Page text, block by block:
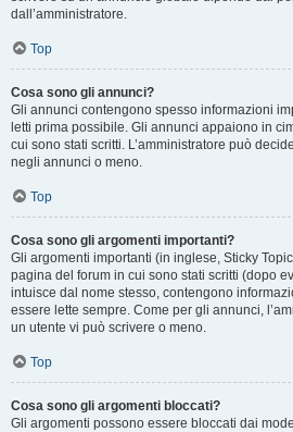
dall’amministratore.
Top
Cosa sono gli annunci?
Gli annunci contengono spesso informazioni
letti prima possibile. Gli annunci appaiono in
cui sono stati scritti. L’amministratore può
negli annunci o meno.
Top
Cosa sono gli argomenti importanti?
Gli argomenti importanti (in inglese, Sticky
pagina del forum in cui sono stati scritti (dopo
intuisce dal nome stesso, contengono
essere lette sempre. Come per gli annunci,
un utente vi può scrivere o meno.
Top
Cosa sono gli argomenti bloccati?
Gli argomenti possono essere bloccati dai